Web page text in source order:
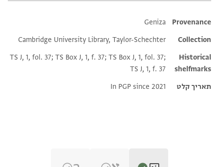
Additional metadata
Provenance
Geniza
Collection
Cambridge University Library, Taylor-Schechter
Historical
shelfmarks
TS J, 1, fol. 37; TS Box J, 1, f. 37; TS Box J, 1, fol. 37;
TS J, 1, f. 37
תאריך קלט
In PGP since 2021